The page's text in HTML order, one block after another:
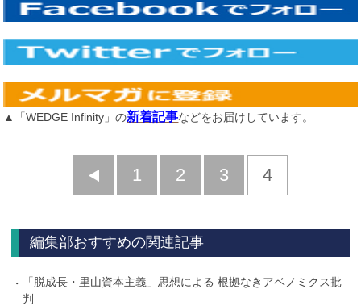
▲「WEDGE Infinity」の新着記事などをお届けしています。
前
1 2 3 4
編集部おすすめの関連記事
「脱成長・里山資本主義」思想による 根拠なきアベノミクス批
判